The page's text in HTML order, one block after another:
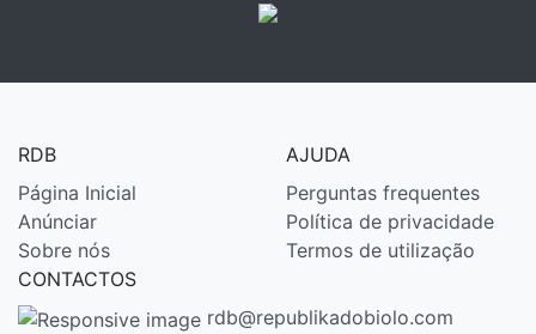
RDB
Página Inicial
Anúnciar
Sobre nós
AJUDA
Perguntas frequentes
Política de privacidade
Termos de utilização
CONTACTOS
rdb@republikadobiolo.com